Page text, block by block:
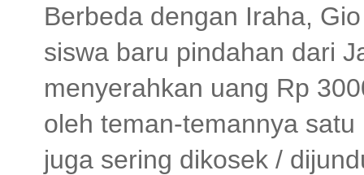
Berbeda dengan Iraha,
siswa baru pindahan dari
menyerahkan uang Rp
oleh teman-temannya
juga sering dikosek /